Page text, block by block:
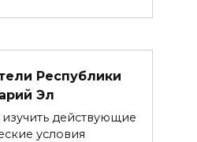
Республики
Эл
действующие
условия